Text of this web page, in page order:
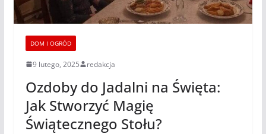
DOM I OGRÓD
9 lutego, 2025 redakcja
Ozdoby do Jadalni na Święta:
Jak Stworzyć Magię
Świątecznego Stołu?